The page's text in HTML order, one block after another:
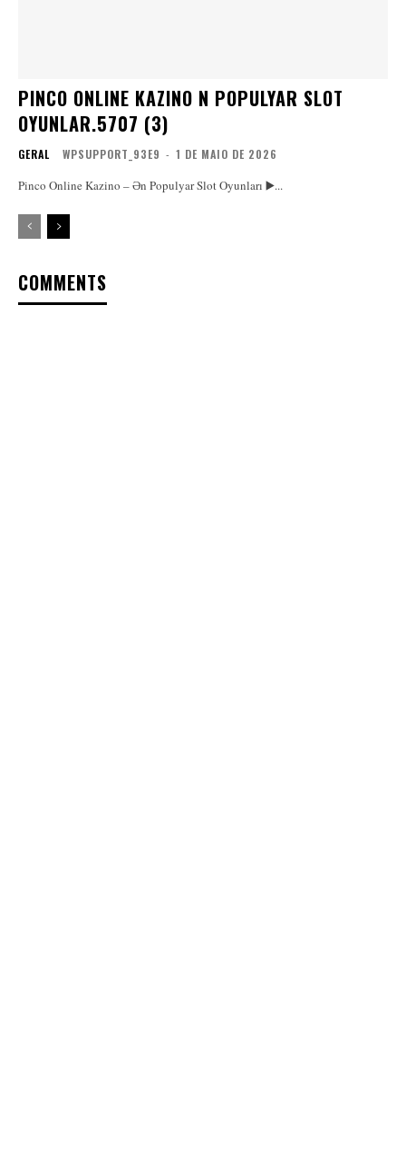
PINCO ONLINE KAZINO N POPULYAR SLOT
OYUNLAR.5707 (3)
GERAL WPSUPPORT_93E9 - 1 DE MAIO DE 2026
Pinco Online Kazino – Ən Populyar Slot Oyunları ▶️...
COMMENTS